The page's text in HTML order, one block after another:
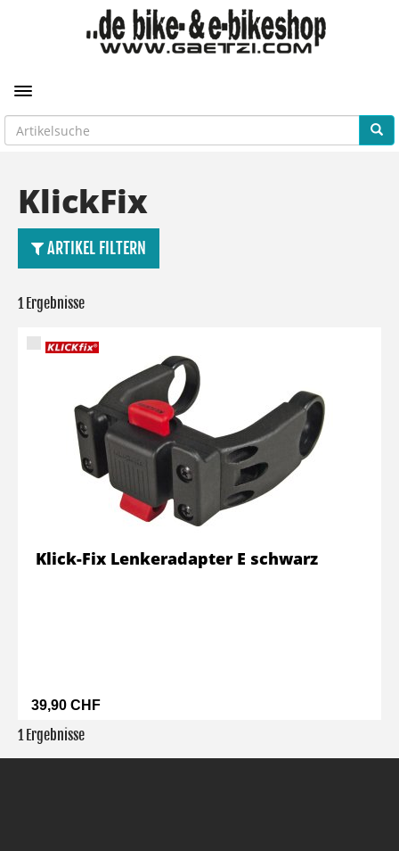
Toggle navigation
KlickFix
ARTIKEL FILTERN
1 Ergebnisse
39,90 CHF
Klick-Fix Lenkeradapter E schwarz
1 Ergebnisse